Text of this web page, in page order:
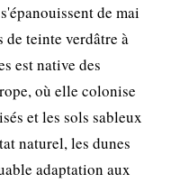
de mai
de teinte verdâtre à
est native des
où elle colonise
et les sols sableux
naturel, les dunes
adaptation aux